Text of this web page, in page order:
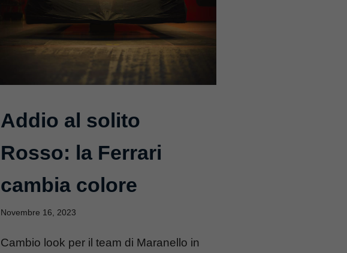
Addio al solito
Rosso: la Ferrari
cambia colore
Novembre 16, 2023
Cambio look per il team di Maranello in